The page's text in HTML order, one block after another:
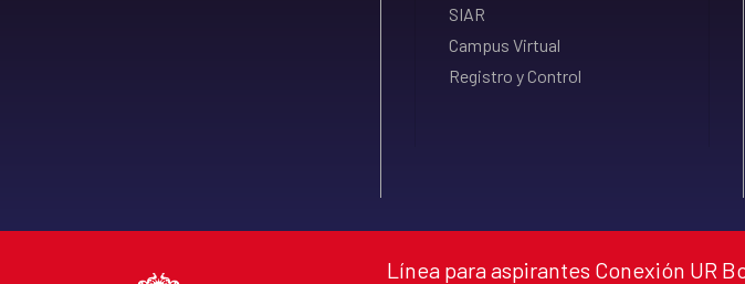
SIAR
Campus Virtual
Registro y Control
Línea para aspirantes Conexión UR